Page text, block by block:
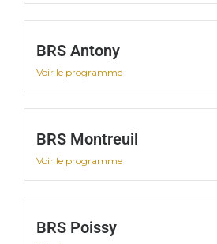
BRS Antony
Voir le programme
BRS Montreuil
Voir le programme
BRS Poissy